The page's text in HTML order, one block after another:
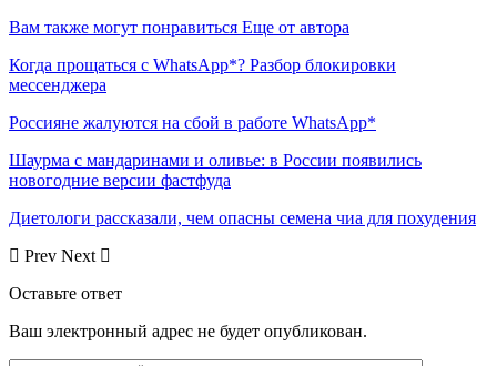
Вам также могут понравиться Еще от автора
Когда прощаться с WhatsApp*? Разбор блокировки
мессенджера
Россияне жалуются на сбой в работе WhatsApp*
Шаурма с мандаринами и оливье: в России появились
новогодние версии фастфуда
Диетологи рассказали, чем опасны семена чиа для похудения
Prev Next
Оставьте ответ
Ваш электронный адрес не будет опубликован.